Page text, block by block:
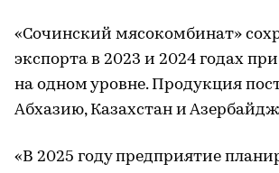
«Сочинский мясокомбинат»
экспорта в 2023 и 2024 годах
на одном уровне. Продукция
Абхазию, Казахстан и
«В 2025 году предприятие